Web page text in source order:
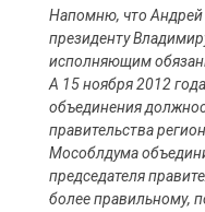
Напомню, что Андрей
президенту
исполняющим
А 15 ноября 2012
объединения
правительства
Мособлдума
председателя
более правильному,